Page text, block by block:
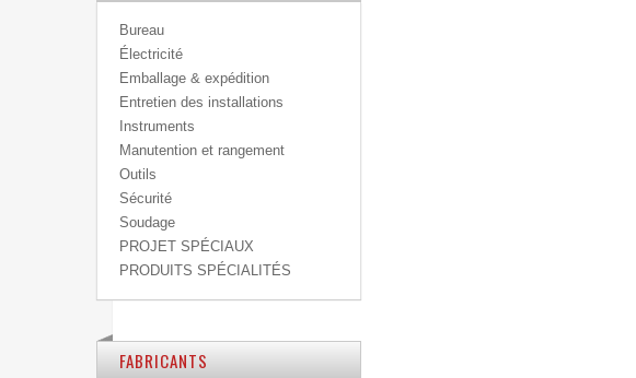
Bureau
Électricité
Emballage & expédition
Entretien des installations
Instruments
Manutention et rangement
Outils
Sécurité
Soudage
PROJET SPÉCIAUX
PRODUITS SPÉCIALITÉS
FABRICANTS